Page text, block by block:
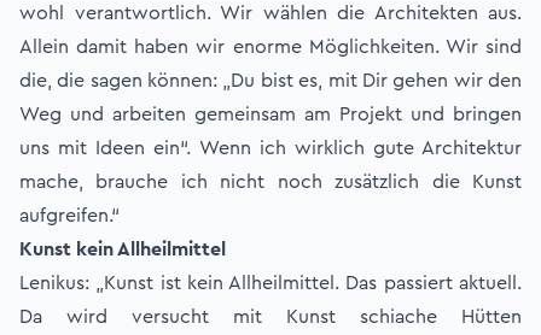
wohl verantwortlich. Wir wählen die Architekten aus.
Allein damit haben wir enorme Möglichkeiten. Wir sind
die, die sagen können: „Du bist es, mit Dir gehen wir den
Weg und arbeiten gemeinsam am Projekt und bringen
uns mit Ideen ein“. Wenn ich wirklich gute Architektur
mache, brauche ich nicht noch zusätzlich die Kunst
aufgreifen.“
Kunst kein Allheilmittel
Lenikus: „Kunst ist kein Allheilmittel. Das passiert aktuell.
Da wird versucht mit Kunst schiache Hütten